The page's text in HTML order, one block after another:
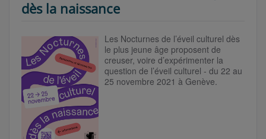
dès la naissance
Les Nocturnes de l’éveil culturel dès
le plus jeune âge proposent de
creuser, voire d’expérimenter la
question de l’éveil culturel - du 22 au
25 novembre 2021 à Genève.